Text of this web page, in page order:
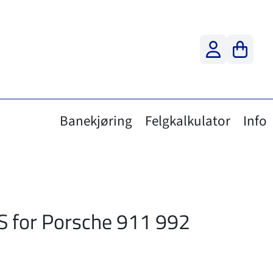
Banekjøring Felgkalkulator Info
for Porsche 911 992